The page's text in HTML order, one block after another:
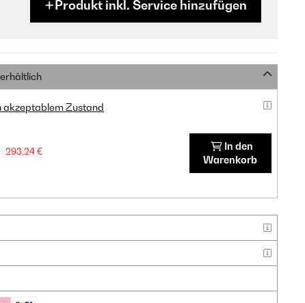
Produkt inkl. Service hinzufügen
akzeptablem Zustand
293,24 €
In den
Warenkorb